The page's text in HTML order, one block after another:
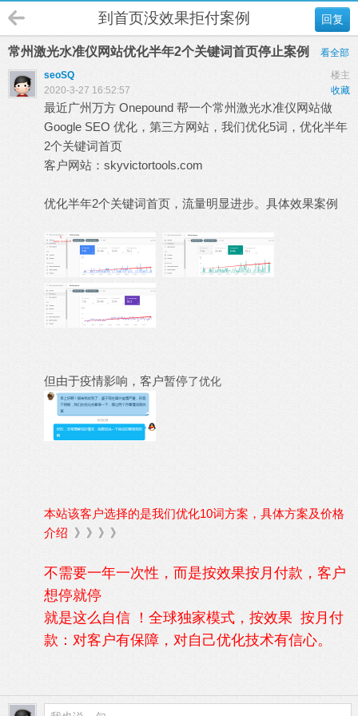
回复
到首页没效果拒付案例
常州激光水准仪网站优化半年2个关键词首页停止案例
看全部
楼主
seoSQ
收藏
2020-3-27 16:52:57
最近广州万方 Onepound 帮一个常州激光水准仪网站做
Google SEO 优化，第三方网站，我们优化5词，优化半年
2个关键词首页
客户网站：skyvictortools.com
优化半年2个关键词首页，流量明显进步。 具体效果案例
但由于疫情影响，客户暂停了优化
本站该客户选择的是我们优化10词方案， 具体方案及价格
介绍 》》》》
不需要一年一次性，而是按效果按月付款，客户
想停就停
就是这么自信 ！全球独家模式，按效果 按月付
款：对客户有保障，对自己优化技术有信心。